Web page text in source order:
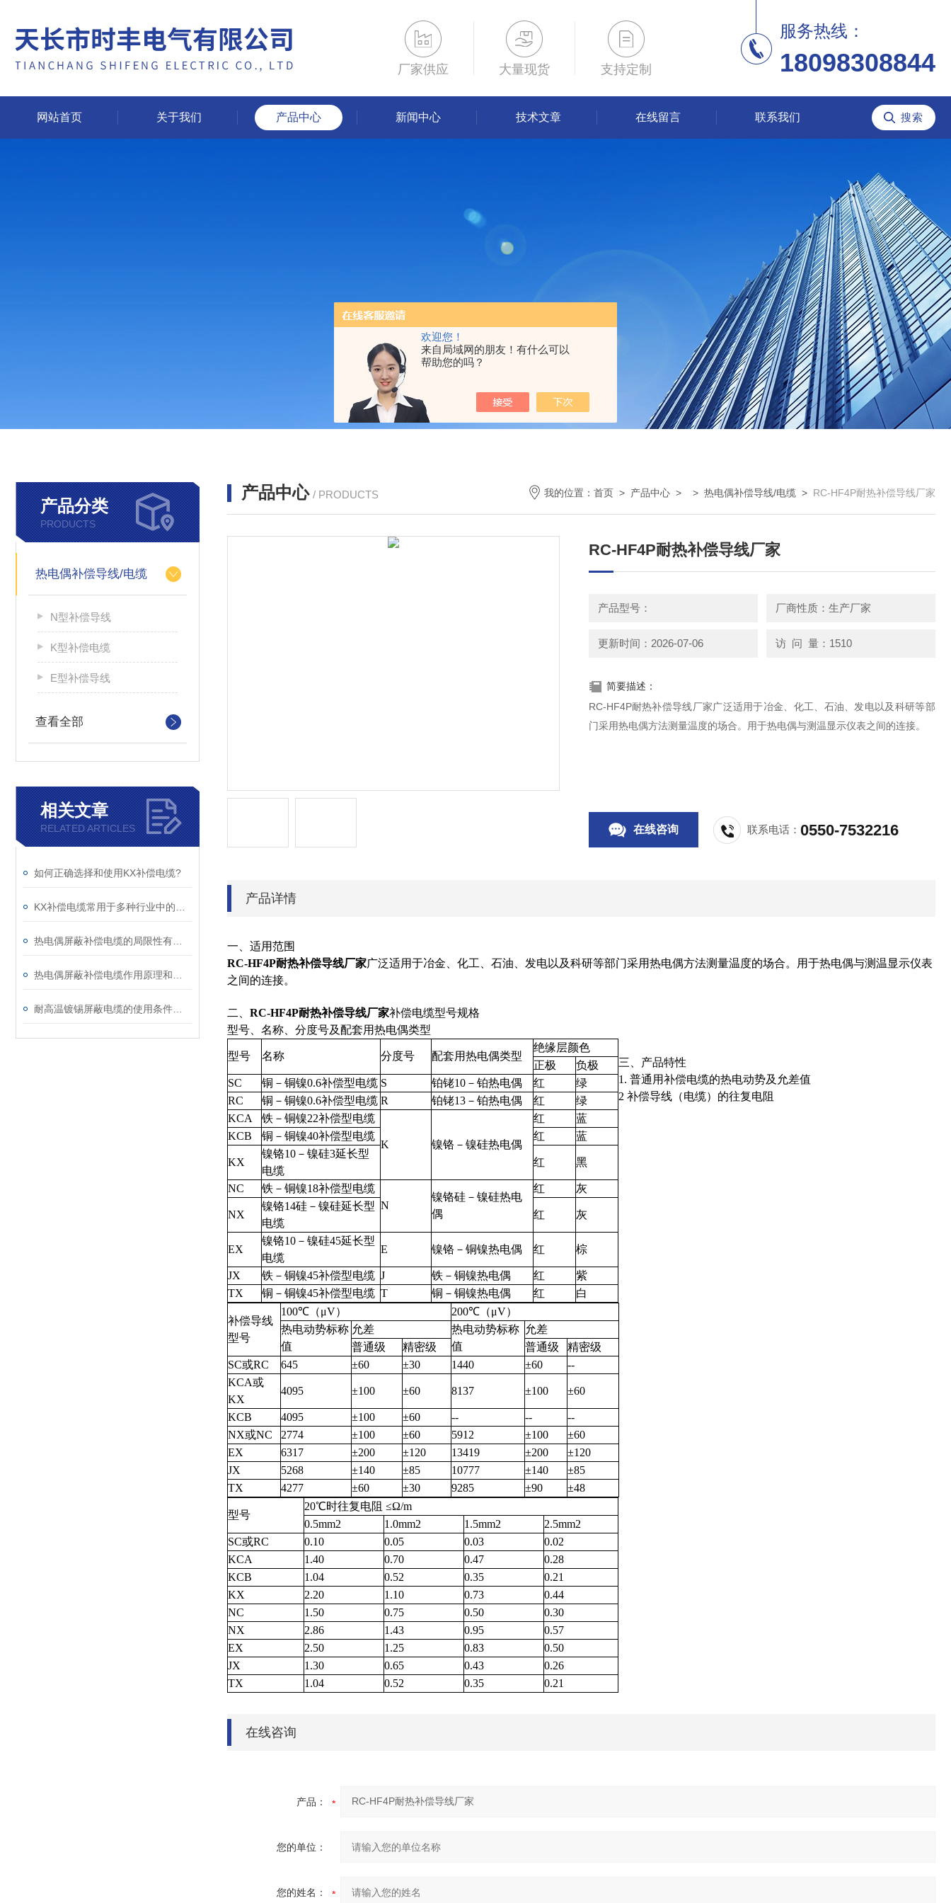
欢迎您！
来自局域网的朋友！有什么可以
帮助您的吗？
厂家供应 大量现货 支持定制
服务热线：
18098308844
网站首页 关于我们 产品中心 新闻中心 技术文章 在线留言 联系我们
产品分类
PRODUCTS
热电偶补偿导线/电缆
N型补偿导线
K型补偿电缆
E型补偿导线
查看全部
相关文章
RELATED ARTICLES
如何正确选择和使用KX补偿电缆?
产品中心 / PRODUCTS 我的位置： 首页 > 产品中心 > > 热电偶补偿导线/电缆 > RC-HF4P耐热补偿导线厂家
RC-HF4P耐热补偿导线厂家
产品型号： 厂商性质：生产厂家
更新时间：2026-07-06 访 问 量：1510
简要描述：
RC-HF4P耐热补偿导线厂家广泛适用于冶金、化工、石油、发电以及科研等部
门采用热电偶方法测量温度的场合。用于热电偶与测温显示仪表之间的连接。
在线咨询 联系电话：0550-7532216
产品详情
一、适用范围
RC-HF4P耐热补偿导线厂家广泛适用于冶金、化工、石油、发电以及科研等部门采用热电偶方法测量温度的场合。用于热电偶与测温显示仪表
之间的连接。
二、 RC-HF4P耐热补偿导线厂家补偿电缆型号规格
型号、名称、分度号及配套用热电偶类型
型号 名称 分度号 配套用热电偶类型
绝缘层颜色
正极
负极
SC
铜－铜镍0.6补偿型电缆 S 铂铑10－铂热电偶 红
绿
RC
铜－铜镍0.6补偿型电缆 R 铂铑13－铂热电偶 红
绿
KCA
铁－铜镍22补偿型电缆
K 镍铬－镍硅热电偶
红
蓝
KCB
铜－铜镍40补偿型电缆 红 蓝
KX
镍铬10－镍硅3延长型
电缆
红 黑
NC
铁－铜镍18补偿型电缆
N
镍铬硅－镍硅热电
偶
红 灰
NX
镍铬14硅－镍硅延长型
电缆
红 灰
EX
镍铬10－镍硅45延长型
电缆
E 镍铬－铜镍热电偶 红 棕
JX 铁－铜镍45补偿型电缆 J 铁－铜镍热电偶 红
紫
TX
铜－铜镍45补偿型电缆 T 铜－铜镍热电偶 红 白
三、产品特性
1. 普通用补偿电缆的热电动势及允差值
补偿导线
型号
100℃（μV）
200℃（μV）
热电动势标称
值
允差
热电动势标称
值
允差
普通级
精密级 普通级
精密级
SC或RC
645 ±60 ±30 1440 ±60
--
KCA或
KX
4095 ±100 ±60 8137 ±100 ±60
KCB 4095 ±100 ±60 -- --
--
NX或NC
2774 ±100 ±60 5912 ±100
±60
EX
6317 ±200 ±120 13419 ±200
±120
JX
5268 ±140 ±85 10777 ±140
±85
TX
4277 ±60 ±30 9285 ±90 ±48
2 补偿导线（电缆）的往复电阻
型号
20℃时往复电阻 ≤Ω/m
0.5mm2
1.0mm2 1.5mm2
2.5mm2
SC或RC
0.10 0.05 0.03
0.02
KCA
1.40 0.70 0.47
0.28
KCB
1.04 0.52 0.35
0.21
KX
2.20 1.10 0.73
0.44
NC
1.50 0.75 0.50
0.30
NX
2.86 1.43 0.95
0.57
EX
2.50 1.25 0.83
0.50
JX
1.30 0.65 0.43
0.26
TX
1.04 0.52 0.35 0.21
在线咨询
产品：
您的单位：
您的姓名：